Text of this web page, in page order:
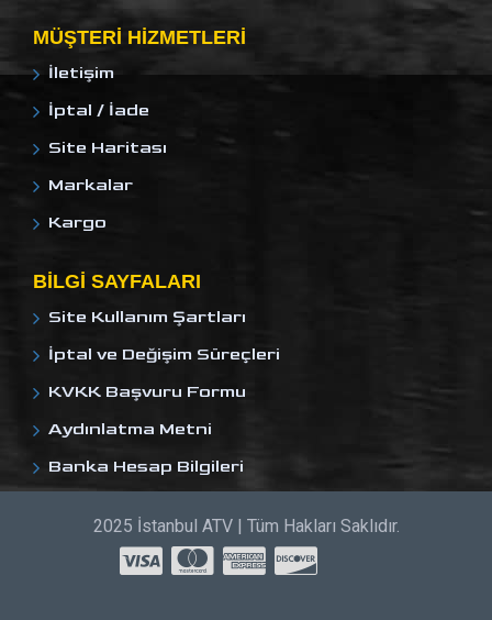
MÜŞTERI HIZMETLERI
İletişim
İptal / İade
Site Haritası
Markalar
Kargo
BILGI SAYFALARI
Site Kullanım Şartları
İptal ve Değişim Süreçleri
KVKK Başvuru Formu
Aydınlatma Metni
Banka Hesap Bilgileri
2025 İstanbul ATV | Tüm Hakları Saklıdır.